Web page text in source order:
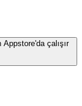
çalışır